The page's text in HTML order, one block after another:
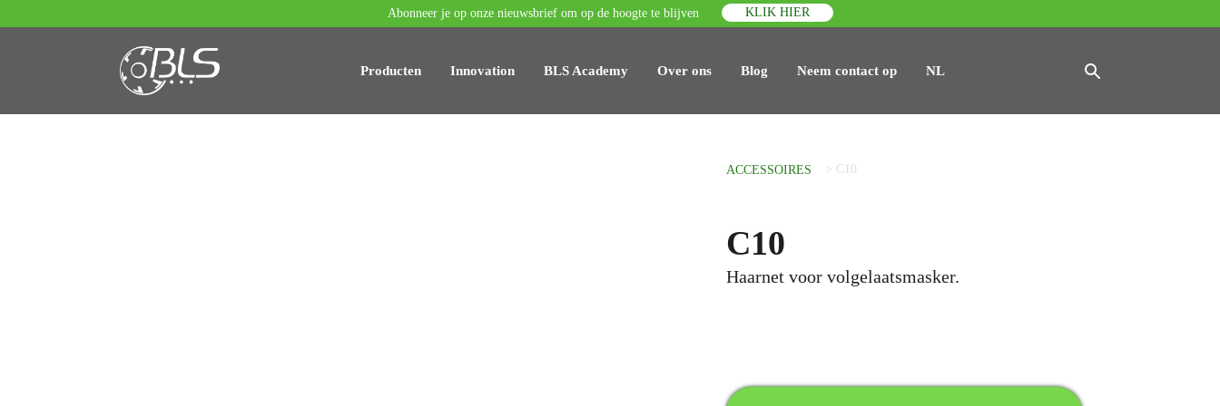
Abonneer je op onze nieuwsbrief om op de hoogte te blijven KLIK HIER
Producten Innovation BLS Academy Over ons Blog Neem contact op NL
ACCESSOIRES > C10
C10
Haarnet voor volgelaatsmasker.